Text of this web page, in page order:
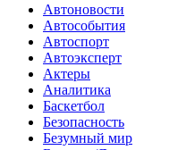
Автоновости
Автособытия
Автоспорт
Автоэксперт
Актеры
Аналитика
Баскетбол
Безопасность
Безумный мир